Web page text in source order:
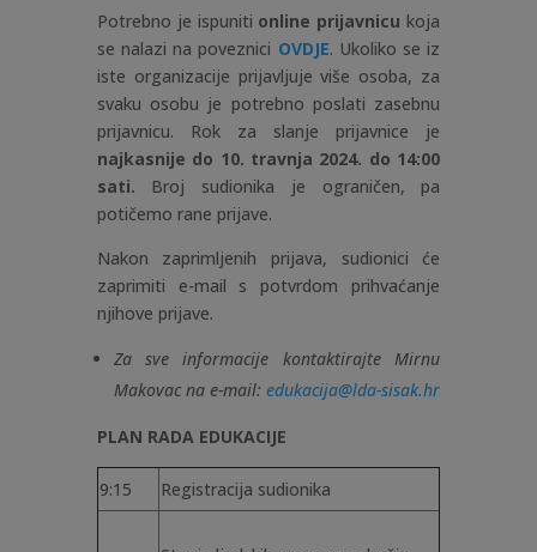
Potrebno je ispuniti online prijavnicu koja
se nalazi na poveznici OVDJE. Ukoliko se iz
iste organizacije prijavljuje više osoba, za
svaku osobu je potrebno poslati zasebnu
prijavnicu. Rok za slanje prijavnice je
najkasnije do 10. travnja 2024. do 14:00
sati. Broj sudionika je ograničen, pa
potičemo rane prijave.
Nakon zaprimljenih prijava, sudionici će
zaprimiti e-mail s potvrdom prihvaćanje
njihove prijave.
Za sve informacije kontaktirajte Mirnu
Makovac na e-mail: edukacija@lda-sisak.hr
PLAN RADA EDUKACIJE
9:15 Registracija sudionika